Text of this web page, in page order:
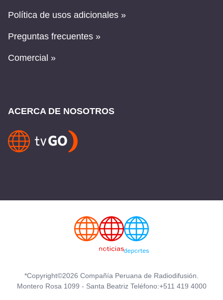
Política de usos adicionales »
Preguntas frecuentes »
Comercial »
ACERCA DE NOSOTROS
*Copyright©2026 Compañía Peruana de Radiodifusión.
Montero Rosa 1099 - Santa Beatriz Teléfono:+511 419 4000